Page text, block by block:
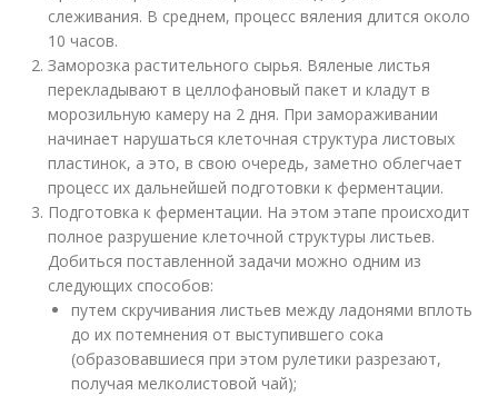
слеживания. В среднем, процесс вяления длится около
10 часов.
Заморозка растительного сырья. Вяленые листья
перекладывают в целлофановый пакет и кладут в
морозильную камеру на 2 дня. При замораживании
начинает нарушаться клеточная структура листовых
пластинок, а это, в свою очередь, заметно облегчает
процесс их дальнейшей подготовки к ферментации.
Подготовка к ферментации. На этом этапе происходит
полное разрушение клеточной структуры листьев.
Добиться поставленной задачи можно одним из
следующих способов:
путем скручивания листьев между ладонями вплоть
до их потемнения от выступившего сока
(образовавшиеся при этом рулетики разрезают,
получая мелколистовой чай);